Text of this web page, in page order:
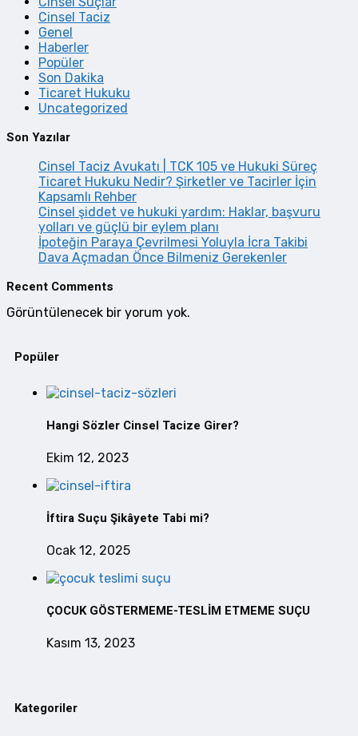
Cinsel Taciz
Genel
Haberler
Popüler
Son Dakika
Ticaret Hukuku
Uncategorized
Son Yazılar
Cinsel Taciz Avukatı | TCK 105 ve Hukuki Süreç
Ticaret Hukuku Nedir? Şirketler ve Tacirler İçin
Kapsamlı Rehber
Cinsel şiddet ve hukuki yardım: Haklar, başvuru
yolları ve güçlü bir eylem planı
İpoteğin Paraya Çevrilmesi Yoluyla İcra Takibi
Dava Açmadan Önce Bilmeniz Gerekenler
Recent Comments
Görüntülenecek bir yorum yok.
Popüler
Hangi Sözler Cinsel Tacize Girer?
Ekim 12, 2023
İftira Suçu Şikâyete Tabi mi?
Ocak 12, 2025
ÇOCUK GÖSTERMEME-TESLİM ETMEME SUÇU
Kasım 13, 2023
Kategoriler